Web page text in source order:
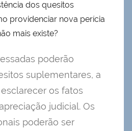
dos quesitos
providenciar nova perícia
mais existe?
poderão
suplementares, a
os fatos
judicial. Os
poderão ser